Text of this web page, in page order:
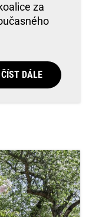
za
ČÍST DÁLE